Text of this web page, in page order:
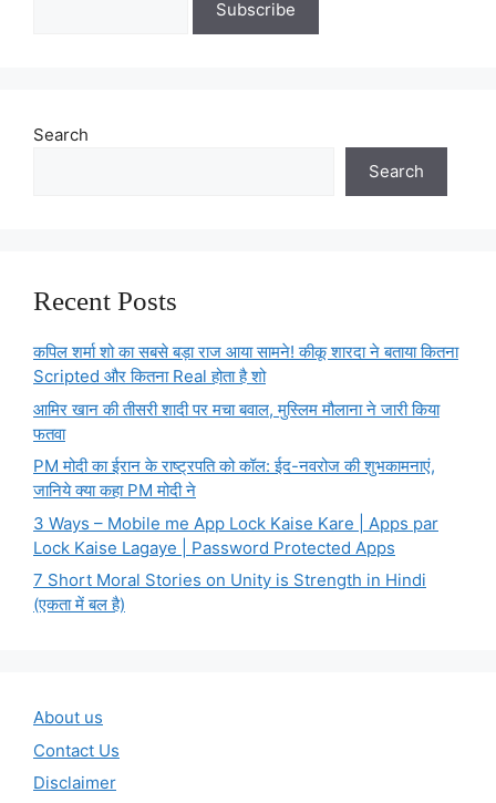
Search
Search
Recent Posts
कपिल शर्मा शो का सबसे बड़ा राज आया सामने! कीकू शारदा ने बताया कितना
Scripted और कितना Real होता है शो
आमिर खान की तीसरी शादी पर मचा बवाल, मुस्लिम मौलाना ने जारी किया
फतवा
PM मोदी का ईरान के राष्ट्रपति को कॉल: ईद-नवरोज की शुभकामनाएं,
जानिये क्या कहा PM मोदी ने
3 Ways – Mobile me App Lock Kaise Kare | Apps par
Lock Kaise Lagaye | Password Protected Apps
7 Short Moral Stories on Unity is Strength in Hindi
(एकता में बल है)
About us
Contact Us
Disclaimer